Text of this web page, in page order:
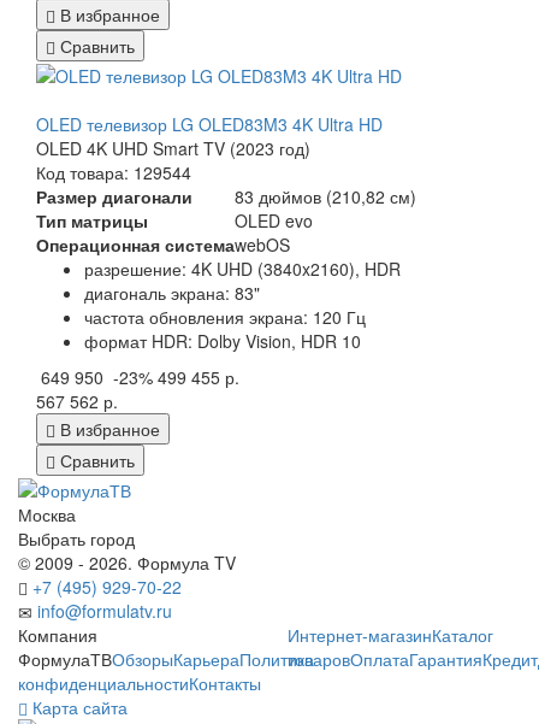
В избранное
Сравнить
OLED телевизор LG OLED83M3 4K Ultra HD
OLED 4K UHD Smart TV (2023 год)
Код товара: 129544
Размер диагонали
83 дюймов (210,82 см)
Тип матрицы
OLED evo
Операционная системаwebOS
разрешение: 4K UHD (3840x2160), HDR
диагональ экрана: 83"
частота обновления экрана: 120 Гц
формат HDR: Dolby Vision, HDR 10
649 950 -23% 499 455 р.
567 562 р.
В избранное
Сравнить
Москва
Выбрать город
© 2009 - 2026. Формула TV
+7 (495) 929-70-22
info@formulatv.ru
Компания
ФормулаТВОбзорыКарьераПолитика
конфиденциальностиКонтакты
Интернет-магазинКаталог
товаровОплатаГарантияКредит
Карта сайта